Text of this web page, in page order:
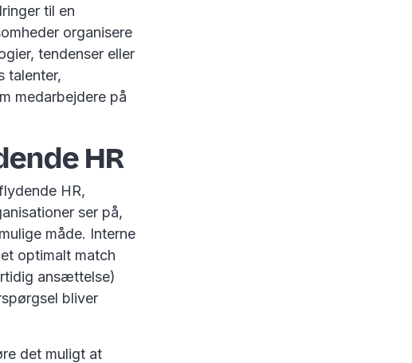
til en
organisere
tendenser eller
talenter,
medarbejdere på
HR
HR,
ser på,
måde. Interne
optimalt match
ansættelse)
bliver
det muligt at